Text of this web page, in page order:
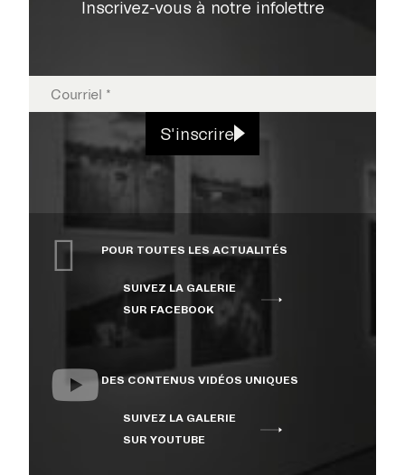
EXPOSITIONS
PUBLICATIONS
COLLECTION
ÉVÉNEMENTS ET
ACTIVITÉS
À PROPOS
Inscrivez-vous à notre infolettre
S'inscrire
POUR TOUTES LES ACTUALITÉS
SUIVEZ LA GALERIE
SUR FACEBOOK
DES CONTENUS VIDÉOS UNIQUES
SUIVEZ LA GALERIE
SUR YOUTUBE